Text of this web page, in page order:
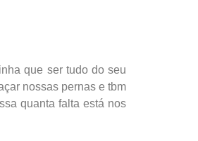
que ser tudo do seu
nossas pernas e tbm
quanta falta está nos